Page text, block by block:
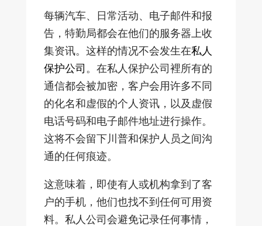
每辆汽车、日常活动、电子邮件和报
告，特勤局都会在他们的服务器上收
集资讯。这样的情况不会发生在私人
保护公司。在私人保护公司裡所有的
通信都会被加密，客户会用许多不同
的化名和虚假的个人资讯，以及虚假
电话号码和电子邮件地址进行操作。
这将不会留下川普和保护人员之间沟
通的任何痕迹。
这意味着，即使有人或机构拿到了客
户的手机，他们也找不到任何可用资
料。私人公司会避免记录任何事情，